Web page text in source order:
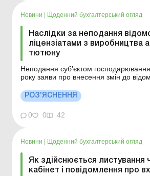
Новини Щоденний бухгалтерський огляд
Наслідки за неподання
ліцензіатами з виробництва
тютюну
Неподання суб’єктом
року заяви про внесення змін до
січня 2025 року ліцензій призведе до
наповнення таких реєстрів
ліцензіата у таких реєстрах та
РОЗ’ЯСНЕННЯ
0 0 42
Новини Щоденний бухгалтерський огляд
Як здійснюється листування
кабінет і повідомлення про